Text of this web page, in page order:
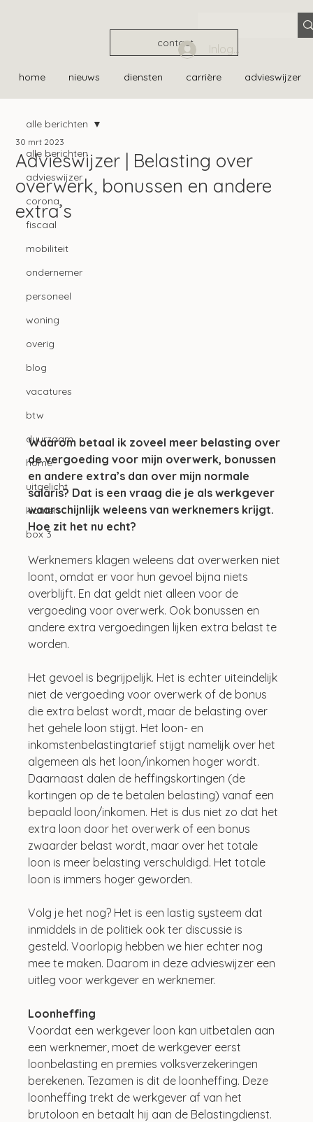
contact
home nieuws diensten carrière advieswijzer
Inloggen
alle berichten
advieswijzer
corona
fiscaal
mobiliteit
ondernemer
personeel
woning
overig
blog
vacatures
btw
duurzaam
home
uitgelicht
klanten
box 3
alle berichten
Advieswijzer | Belasting over
overwerk, bonussen en andere
extra’s
30 mrt 2023
Waarom betaal ik zoveel meer belasting over
de vergoeding voor mijn overwerk, bonussen
en andere extra’s dan over mijn normale
salaris? Dat is een vraag die je als werkgever
waarschijnlijk weleens van werknemers krijgt.
Hoe zit het nu echt?
Werknemers klagen weleens dat overwerken niet
loont, omdat er voor hun gevoel bijna niets
overblijft. En dat geldt niet alleen voor de
vergoeding voor overwerk. Ook bonussen en
andere extra vergoedingen lijken extra belast te
worden.
Het gevoel is begrijpelijk. Het is echter uiteindelijk
niet de vergoeding voor overwerk of de bonus
die extra belast wordt, maar de belasting over
het gehele loon stijgt. Het loon- en
inkomstenbelastingtarief stijgt namelijk over het
algemeen als het loon/inkomen hoger wordt.
Daarnaast dalen de heffingskortingen (de
kortingen op de te betalen belasting) vanaf een
bepaald loon/inkomen. Het is dus niet zo dat het
extra loon door het overwerk of een bonus
zwaarder belast wordt, maar over het totale
loon is meer belasting verschuldigd. Het totale
loon is immers hoger geworden.
Volg je het nog? Het is een lastig systeem dat
inmiddels in de politiek ook ter discussie is
gesteld. Voorlopig hebben we hier echter nog
mee te maken. Daarom in deze advieswijzer een
uitleg voor werkgever en werknemer.
Loonheffing
Voordat een werkgever loon kan uitbetalen aan
een werknemer, moet de werkgever eerst
loonbelasting en premies volksverzekeringen
berekenen. Tezamen is dit de loonheffing. Deze
loonheffing trekt de werkgever af van het
brutoloon en betaalt hij aan de Belastingdienst.